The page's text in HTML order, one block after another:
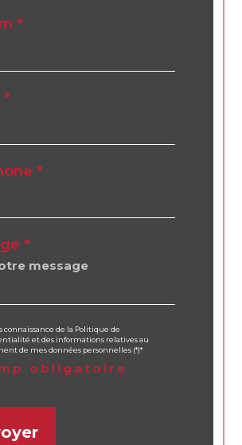
*
*
*
*
connaissance de la Politique de
et des informations relatives au
de mes données personnelles (*)*
obligatoire